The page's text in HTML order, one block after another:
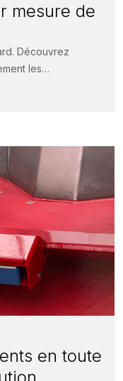
mesure de
Découvrez
les
en toute